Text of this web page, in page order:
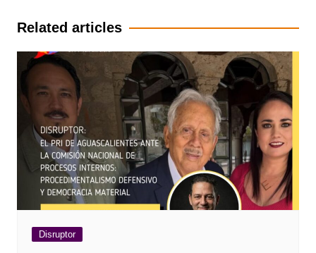
entradas
Related articles
Disruptor